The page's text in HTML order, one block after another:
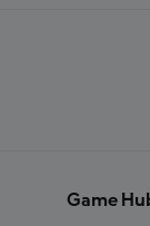
Game